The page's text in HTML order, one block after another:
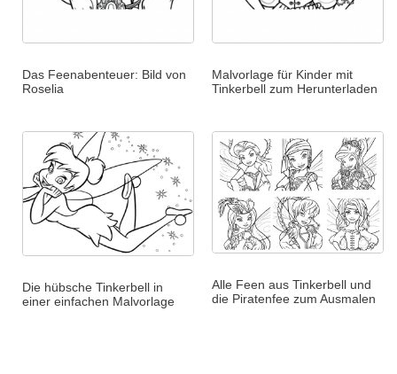
Das Feenabenteuer: Bild von
Roselia
Malvorlage für Kinder mit
Tinkerbell zum Herunterladen
Die hübsche Tinkerbell in
einer einfachen Malvorlage
Alle Feen aus Tinkerbell und
die Piratenfee zum Ausmalen